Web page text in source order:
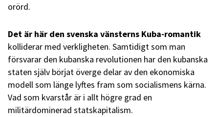
orörd.
Det är här den svenska vänsterns Kuba-romantik
kolliderar med verkligheten. Samtidigt som man
försvarar den kubanska revolutionen har den kubanska
staten själv börjat överge delar av den ekonomiska
modell som länge lyftes fram som socialismens kärna.
Vad som kvarstår är i allt högre grad en
militärdominerad statskapitalism.